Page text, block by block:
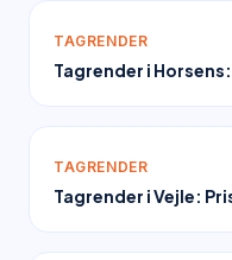
TAGRENDER
Tagrender i
TAGRENDER
Tagrender i Vejle: